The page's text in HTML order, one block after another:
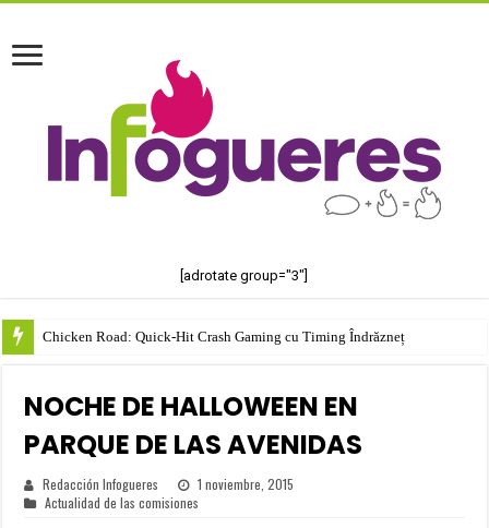
[adrotate group="3"]
Chicken Road: Quick‑Hit Crash Gaming cu Timing Îndrăzneț
NOCHE DE HALLOWEEN EN
PARQUE DE LAS AVENIDAS
Redacción Infogueres
1 noviembre, 2015
Actualidad de las comisiones